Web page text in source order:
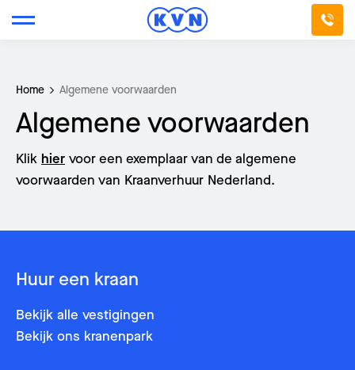
Vestigingen
Werkgebieden
Home Algemene voorwaarden
Algemene voorwaarden
Klik hier voor een exemplaar van de algemene
voorwaarden van Kraanverhuur Nederland.
Stuur een e-mail
Naam *
Bel mij terug
Naam *
Huur een kraan
Bekijk alle vestigingen
Bekijk ons kranenpark